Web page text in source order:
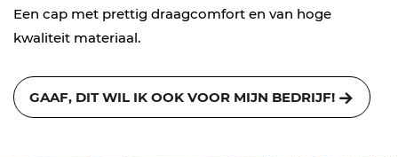
Een cap met prettig draagcomfort en van hoge
kwaliteit materiaal.
GAAF, DIT WIL IK OOK VOOR MIJN BEDRIJF!